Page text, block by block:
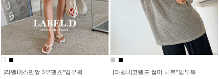
[라벨D]스판짱 3부팬츠*임부복
[라벨D]코렐드 썸머 니트*임부복